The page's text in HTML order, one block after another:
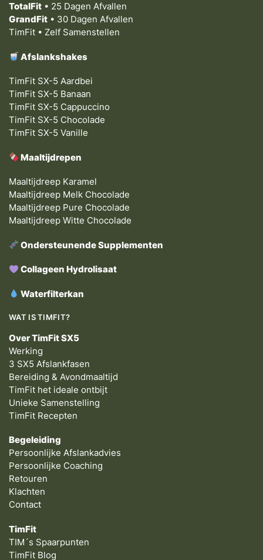
TotalFit • 25 Dagen Afvallen
GrandFit • 30 Dagen Afvallen
TimFit • Zelf Samenstellen
Afslankshakes
TimFit SX-5 Aardbei
TimFit SX-5 Banaan
TimFit SX-5 Cappuccino
TimFit SX-5 Chocolade
TimFit SX-5 Vanille
Maaltijdrepen
Maaltijdreep Karamel
Maaltijdreep Melk Chocolade
Maaltijdreep Pure Chocolade
Maaltijdreep Witte Chocolade
Ondersteunende Supplementen
Collageen Hydrolisaat
Waterfilterkan
WAT IS TIMFIT?
Over TimFit SX5
Werking
3 SX5 Afslankfasen
Bereiding & Avondmaaltijd
TimFit het ideale ontbijt
Unieke Samenstelling
TimFit Recepten
Begeleiding
Persoonlijke Afslankadvies
Persoonlijke Coaching
Retouren
Klachten
Contact
TimFit
TIM´s Spaarpunten
TimFit Blog